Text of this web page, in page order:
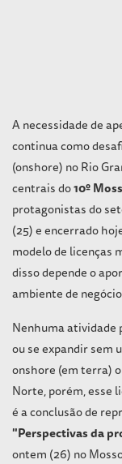
A necessidade de
continua como
(onshore) no Rio
centrais do10º
protagonistas do
(25) e encerrado
modelo de licenças
disso depende o
ambiente de
Nenhuma atividade
ou se expandir sem
onshore (em terra)
Norte, porém, esse
é a conclusão de
"Perspectivas da
ontem (26) no